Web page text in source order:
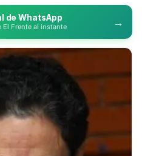
de WhatsApp
El Frente al instante →